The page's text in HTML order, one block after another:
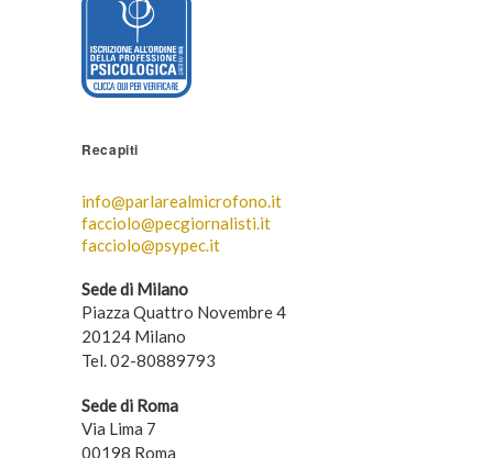
Recapiti
info@parlarealmicrofono.it
facciolo@pecgiornalisti.it
facciolo@psypec.it
Sede di Milano
Piazza Quattro Novembre 4
20124 Milano
Tel. 02-80889793
Sede di Roma
Via Lima 7
00198 Roma